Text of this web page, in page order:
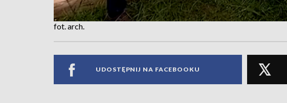
fot. arch.
UDOSTĘPNIJ NA FACEBOOKU